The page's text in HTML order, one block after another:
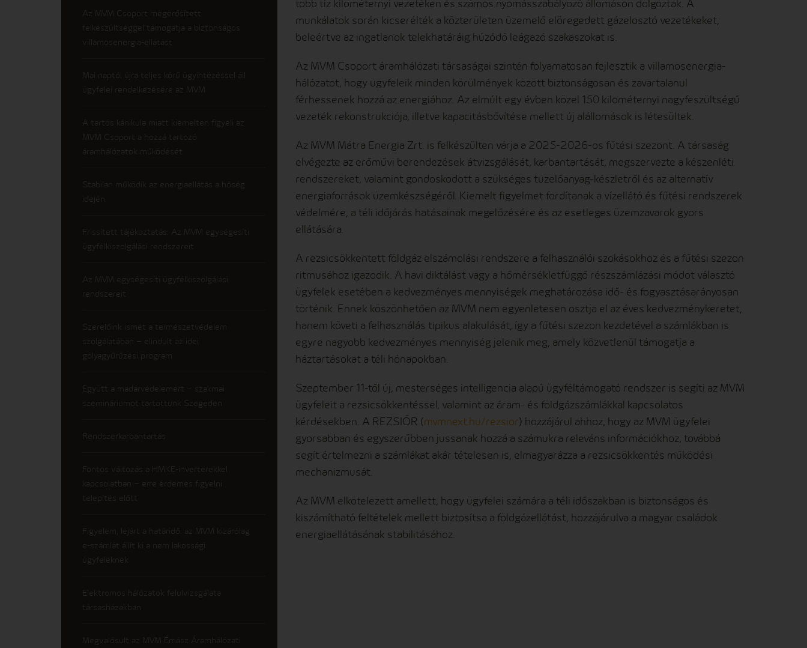
Az MVM Csoport megerősített
felkészültséggel támogatja a biztonságos
villamosenergia-ellátást
Mai naptól újra teljes körű ügyintézéssel áll
ügyfelei rendelkezésére az MVM
A tartós kánikula miatt kiemelten figyeli az
MVM Csoport a hozzá tartozó
áramhálózatok működését
Stabilan működik az energiaellátás a hőség
idején
Frissített tájékoztatás: Az MVM egységesíti
ügyfélkiszolgálási rendszereit
Az MVM egységesíti ügyfélkiszolgálási
rendszereit
Szerelőink ismét a természetvédelem
szolgálatában – elindult az idei
gólyagyűrűzési program
Együtt a madárvédelemért – szakmai
szemináriumot tartottunk Szegeden
Rendszerkarbantartás
Fontos változás a HMKE-inverterekkel
kapcsolatban – erre érdemes figyelni
telepítés előtt
Figyelem, lejárt a határidő: az MVM kizárólag
e-számlát állít ki a nem lakossági
ügyfeleknek
Elektromos hálózatok felülvizsgálata
társasházakban
Megvalósult az MVM Émász Áramhálózati
több tíz kilométernyi vezetéken és számos nyomásszabályozó állomáson dolgoztak. A
munkálatok során kicserélték a közterületen üzemelő elöregedett gázelosztó vezetékeket,
beleértve az ingatlanok telekhatáráig húzódó leágazó szakaszokat is.
Az MVM Csoport áramhálózati társaságai szintén folyamatosan fejlesztik a villamosenergia-
hálózatot, hogy ügyfeleik minden körülmények között biztonságosan és zavartalanul
férhessenek hozzá az energiához. Az elmúlt egy évben közel 150 kilométernyi nagyfeszültségű
vezeték rekonstrukciója, illetve kapacitásbővítése mellett új alállomások is létesültek.
Az MVM Mátra Energia Zrt. is felkészülten várja a 2025-2026-os fűtési szezont. A társaság
elvégezte az erőművi berendezések átvizsgálását, karbantartását, megszervezte a készenléti
rendszereket, valamint gondoskodott a szükséges tüzelőanyag-készletről és az alternatív
energiaforrások üzemkészségéről. Kiemelt figyelmet fordítanak a vízellátó és fűtési rendszerek
védelmére, a téli időjárás hatásainak megelőzésére és az esetleges üzemzavarok gyors
ellátására.
A rezsicsökkentett földgáz elszámolási rendszere a felhasználói szokásokhoz és a fűtési szezon
ritmusához igazodik. A havi diktálást vagy a hőmérsékletfüggő részszámlázási módot választó
ügyfelek esetében a kedvezményes mennyiségek meghatározása idő- és fogyasztásarányosan
történik. Ennek köszönhetően az MVM nem egyenletesen osztja el az éves kedvezménykeretet,
hanem követi a felhasználás tipikus alakulását, így a fűtési szezon kezdetével a számlákban is
egyre nagyobb kedvezményes mennyiség jelenik meg, amely közvetlenül támogatja a
háztartásokat a téli hónapokban.
Szeptember 11-től új, mesterséges intelligencia alapú ügyféltámogató rendszer is segíti az MVM
ügyfeleit a rezsicsökkentéssel, valamint az áram- és földgázszámlákkal kapcsolatos
kérdésekben. A REZSIŐR (mvmnext.hu/rezsior) hozzájárul ahhoz, hogy az MVM ügyfelei
gyorsabban és egyszerűbben jussanak hozzá a számukra releváns információkhoz, továbbá
segít értelmezni a számlákat akár tételesen is, elmagyarázza a rezsicsökkentés működési
mechanizmusát.
Az MVM elkötelezett amellett, hogy ügyfelei számára a téli időszakban is biztonságos és
kiszámítható feltételek mellett biztosítsa a földgázellátást, hozzájárulva a magyar családok
energiaellátásának stabilitásához.